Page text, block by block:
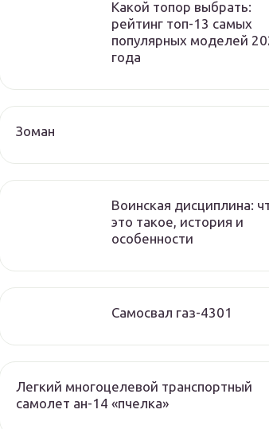
Какой топор выбрать:
рейтинг топ-13 самых
популярных моделей
года
Зоман
Воинская дисциплина:
это такое, история и
особенности
Самосвал газ-4301
Легкий многоцелевой транспортный
самолет ан-14 «пчелка»